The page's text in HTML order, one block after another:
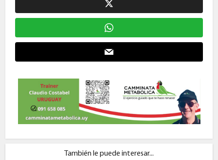
También le puede interesar...